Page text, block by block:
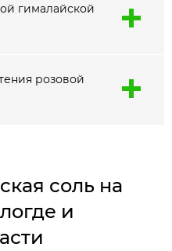
гималайской
розовой
соль на
и